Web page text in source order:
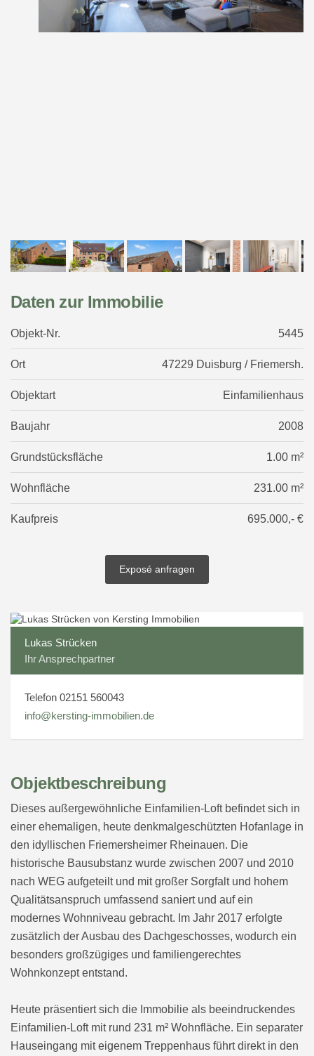
Daten zur Immobilie
Objekt-Nr. 5445
Ort 47229 Duisburg / Friemersh.
Objektart Einfamilienhaus
Baujahr 2008
Grundstücksfläche 1.00 m²
Wohnfläche 231.00 m²
Kaufpreis 695.000,- €
Exposé anfragen
Lukas Strücken
Ihr Ansprechpartner
Telefon 02151 560043
info@kersting-immobilien.de
Objektbeschreibung
Dieses außergewöhnliche Einfamilien-Loft befindet sich in
einer ehemaligen, heute denkmalgeschützten Hofanlage in
den idyllischen Friemersheimer Rheinauen. Die
historische Bausubstanz wurde zwischen 2007 und 2010
nach WEG aufgeteilt und mit großer Sorgfalt und hohem
Qualitätsanspruch umfassend saniert und auf ein
modernes Wohnniveau gebracht. Im Jahr 2017 erfolgte
zusätzlich der Ausbau des Dachgeschosses, wodurch ein
besonders großzügiges und familiengerechtes
Wohnkonzept entstand.
Heute präsentiert sich die Immobilie als beeindruckendes
Einfamilien-Loft mit rund 231 m² Wohnfläche. Ein separater
Hauseingang mit eigenem Treppenhaus führt direkt in den